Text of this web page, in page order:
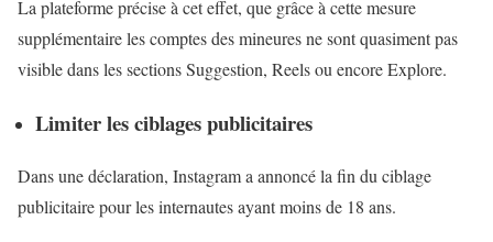
La plateforme précise à cet effet, que grâce à cette mesure
supplémentaire les comptes des mineures ne sont quasiment pas
visible dans les sections Suggestion, Reels ou encore Explore.
Limiter les ciblages publicitaires
Dans une déclaration, Instagram a annoncé la fin du ciblage
publicitaire pour les internautes ayant moins de 18 ans.